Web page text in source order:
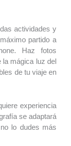
actividades y
partido a
Haz fotos
la mágica luz del
de tu viaje en
experiencia
se adaptará
lo dudes más